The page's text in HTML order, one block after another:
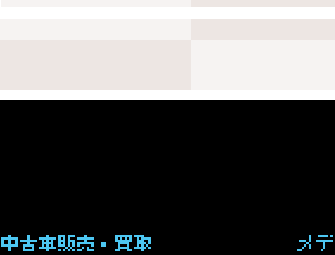
中古車販売・買取 メ